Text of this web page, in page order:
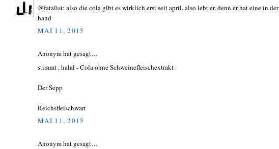
@fatalist: also die cola gibt es wirklich erst seit april. also lebt er, denn er hat eine in der
hand
MAI 11, 2015
Anonym hat gesagt…
stimmt , halal - Cola ohne Schweinefleischextrakt .
Der Sepp
Reichsfleischwart
MAI 11, 2015
Anonym hat gesagt…